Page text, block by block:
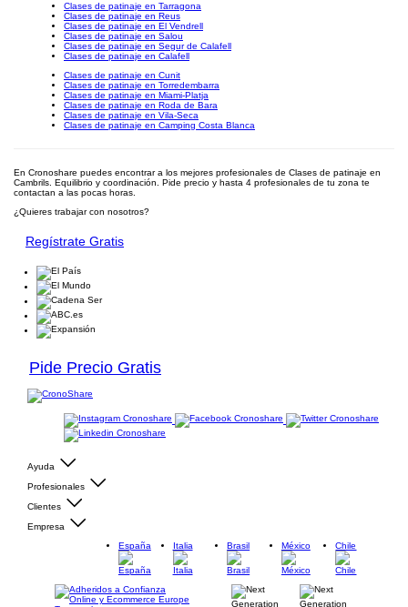
Clases de patinaje en Tarragona
Clases de patinaje en Reus
Clases de patinaje en El Vendrell
Clases de patinaje en Salou
Clases de patinaje en Segur de Calafell
Clases de patinaje en Calafell
Clases de patinaje en Cunit
Clases de patinaje en Torredembarra
Clases de patinaje en Miami-Platja
Clases de patinaje en Roda de Bara
Clases de patinaje en Vila-Seca
Clases de patinaje en Camping Costa Blanca
En Cronoshare puedes encontrar a los mejores profesionales de Clases de patinaje en
Cambrils. Equilibrio y coordinación. Pide precio y hasta 4 profesionales de tu zona te
contactan a las pocas horas.
¿Quieres trabajar con nosotros?
Regístrate Gratis
Pide Precio Gratis
Ayuda
Profesionales
Clientes
Empresa
España
Italia Brasil México Chile